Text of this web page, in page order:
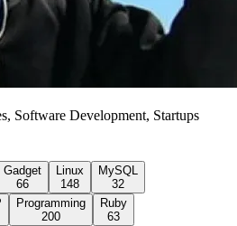
Software Development, Startups
Gadget
66
Linux
148
MySQL
32
Programming
200
Ruby
63